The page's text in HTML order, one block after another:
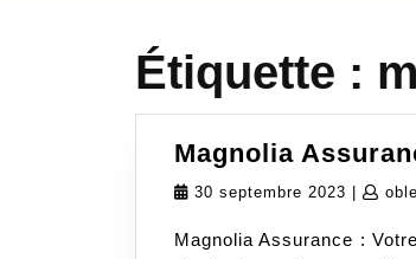
Étiquette :
Magnolia
30 septembre 2023 30
2023
Magnolia Assurance :